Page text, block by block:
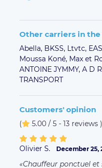
Other carriers in
Abella, BKSS, Ltvtc,
Moussa Koné, Max et
ANTOINE JYMMY, A D
TRANSPORT
Customers' opinion
( 5.00 / 5 - 13 reviews )
Olivier S. December 25,
Chauffeur ponctuel